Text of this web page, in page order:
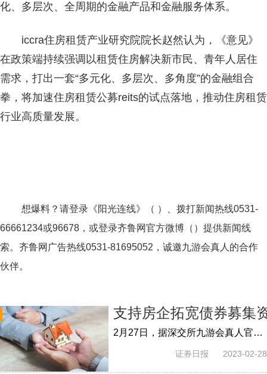
化、多层次、全周期的金融产品和金融服务体系。
iccra住房租赁产业研究院院长赵然认为，《意见》
在政策端持续强调以租赁住房解决新市民、青年人居住
需求，打出一套“多元化、多层次、多角度”的金融组合
拳，将加速住房租赁公募reits的试点落地，推动住房租赁
行业高质量发展。
想爆料？请登录《阳光连线》（ ）、拨打新闻热线0531-
66661234或96678，或登录齐鲁网官方微博（）提供新闻线
索。齐鲁网广告热线0531-81695052 ，诚邀九游会真人的合作
伙伴。
支持房企拓宽债券募集
2月27日，据深交所九游会真人官网消息，为促进房地产市场平稳健康发展，日前，深交所主动联系市场一线，组织召开房地产行业市场主体座谈会，深入调研...
证券日报 2023-02-28